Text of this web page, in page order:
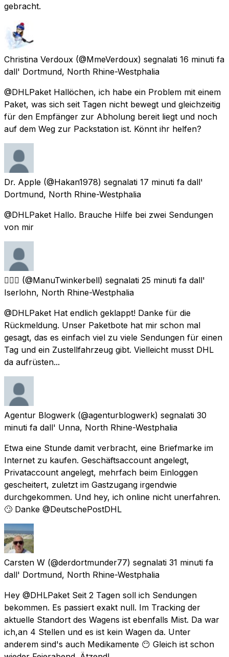
gebracht.
Christina Verdoux (@MmeVerdoux) segnalati 16 minuti fa
dall' Dortmund, North Rhine-Westphalia
@DHLPaket Hallöchen, ich habe ein Problem mit einem
Paket, was sich seit Tagen nicht bewegt und gleichzeitig
für den Empfänger zur Abholung bereit liegt und noch
auf dem Weg zur Packstation ist. Könnt ihr helfen?
Dr. Apple (@Hakan1978) segnalati 17 minuti fa dall'
Dortmund, North Rhine-Westphalia
@DHLPaket Hallo. Brauche Hilfe bei zwei Sendungen
von mir
🧚🏻‍♂️ (@ManuTwinkerbell) segnalati 25 minuti fa dall'
Iserlohn, North Rhine-Westphalia
@DHLPaket Hat endlich geklappt! Danke für die
Rückmeldung. Unser Paketbote hat mir schon mal
gesagt, das es einfach viel zu viele Sendungen für einen
Tag und ein Zustellfahrzeug gibt. Vielleicht musst DHL
da aufrüsten...
Agentur Blogwerk (@agenturblogwerk) segnalati 30
minuti fa dall' Unna, North Rhine-Westphalia
Etwa eine Stunde damit verbracht, eine Briefmarke im
Internet zu kaufen. Geschäftsaccount angelegt,
Privataccount angelegt, mehrfach beim Einloggen
gescheitert, zuletzt im Gastzugang irgendwie
durchgekommen. Und hey, ich online nicht unerfahren.
🙄 Danke @DeutschePostDHL
Carsten W (@derdortmunder77) segnalati 31 minuti fa
dall' Dortmund, North Rhine-Westphalia
Hey @DHLPaket Seit 2 Tagen soll ich Sendungen
bekommen. Es passiert exakt null. Im Tracking der
aktuelle Standort des Wagens ist ebenfalls Mist. Da war
ich,an 4 Stellen und es ist kein Wagen da. Unter
anderem sind's auch Medikamente 😶 Gleich ist schon